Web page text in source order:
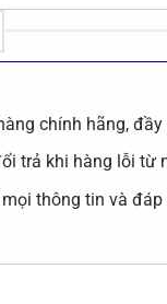
chính hãng, đầy
trả khi hàng lỗi từ
thông tin và